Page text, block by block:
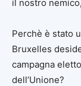
il nostro
Perchè è stato
Bruxelles
campagna
dell’Unione?